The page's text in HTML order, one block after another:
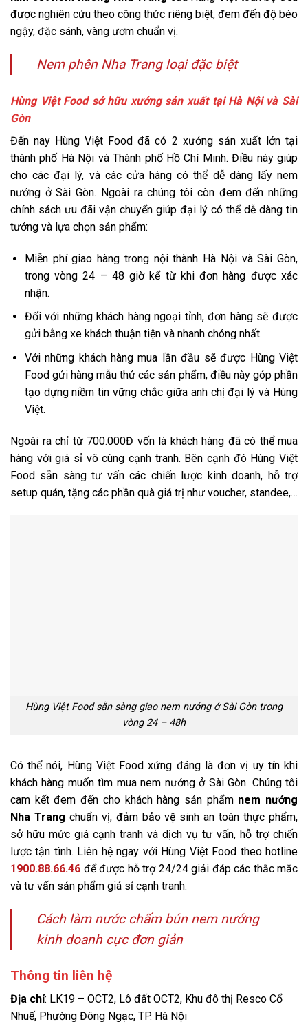
được nghiên cứu theo công thức riêng biệt, đem đến độ béo
ngậy, đặc sánh, vàng ươm chuẩn vị.
Nem phên Nha Trang loại đặc biệt
Hùng Việt Food sở hữu xưởng sản xuất tại Hà Nội và Sài
Gòn
Đến nay Hùng Việt Food đã có 2 xưởng sản xuất lớn tại
thành phố Hà Nội và Thành phố Hồ Chí Minh. Điều này giúp
cho các đại lý, và các cửa hàng có thể dễ dàng lấy nem
nướng ở Sài Gòn. Ngoài ra chúng tôi còn đem đến những
chính sách ưu đãi vận chuyển giúp đại lý có thể dễ dàng tin
tưởng và lựa chọn sản phẩm:
Miễn phí giao hàng trong nội thành Hà Nội và Sài Gòn,
trong vòng 24 – 48 giờ kể từ khi đơn hàng được xác
nhận.
Đối với những khách hàng ngoại tỉnh, đơn hàng sẽ được
gửi bằng xe khách thuận tiện và nhanh chóng nhất.
Với những khách hàng mua lần đầu sẽ được Hùng Việt
Food gửi hàng mẫu thử các sản phẩm, điều này góp phần
tạo dựng niềm tin vững chắc giữa anh chị đại lý và Hùng
Việt.
Ngoài ra chỉ từ 700.000Đ vốn là khách hàng đã có thể mua
hàng với giá sỉ vô cùng cạnh tranh. Bên cạnh đó Hùng Việt
Food sẵn sàng tư vấn các chiến lược kinh doanh, hỗ trợ
setup quán, tặng các phần quà giá trị như voucher, standee,…
Hùng Việt Food sẵn sàng giao nem nướng ở Sài Gòn trong
vòng 24 – 48h
Có thể nói, Hùng Việt Food xứng đáng là đơn vị uy tín khi
khách hàng muốn tìm mua nem nướng ở Sài Gòn. Chúng tôi
cam kết đem đến cho khách hàng sản phẩm nem nướng
Nha Trang chuẩn vị, đảm bảo vệ sinh an toàn thực phẩm,
sở hữu mức giá cạnh tranh và dịch vụ tư vấn, hỗ trợ chiến
lược tận tình. Liên hệ ngay với Hùng Việt Food theo hotline
1900.88.66.46 để được hỗ trợ 24/24 giải đáp các thắc mắc
và tư vấn sản phẩm giá sỉ cạnh tranh.
Cách làm nước chấm bún nem nướng
kinh doanh cực đơn giản
Thông tin liên hệ
Địa chỉ: LK19 – OCT2, Lô đất OCT2, Khu đô thị Resco Cổ
Nhuế, Phường Đông Ngạc, TP. Hà Nội